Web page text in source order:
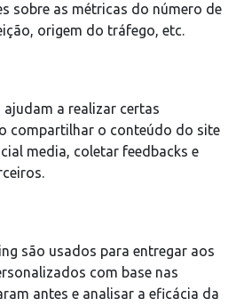
sobre as métricas do número de
origem do tráfego, etc.
a realizar certas
compartilhar o conteúdo do site
media, coletar feedbacks e
são usados para entregar aos
com base nas
antes e analisar a eficácia da